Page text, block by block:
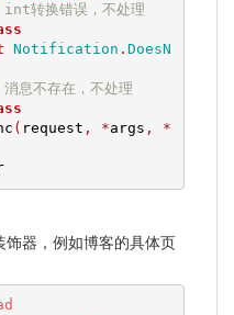
int转换错误，不处理
Notification . DoesN
消息不存在，不处理
( request , *args ,
*
器，例如博客的具体页